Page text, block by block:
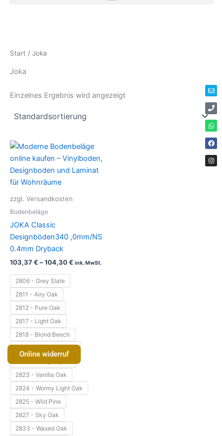
Start / Joka
Joka
Einzelnes Ergebnis wird angezeigt
zzgl. Versandkosten
Bodenbeläge
JOKA Classic
Designböden340 ,0mm/NS
0.4mm Dryback
103,37€ –104,30€ ink. MwSt.
2806 - Grey Slate
2811 - Airy Oak
2812 - Pure Oak
2817 - Light Oak
2818 - Blond Beech
2823 - Vanilla Oak
2824 - Wormy Light Oak
2825 - Wild Pine
2827 - Sky Oak
2833 - Waxed Oak
Produkt
können
Online widerruf